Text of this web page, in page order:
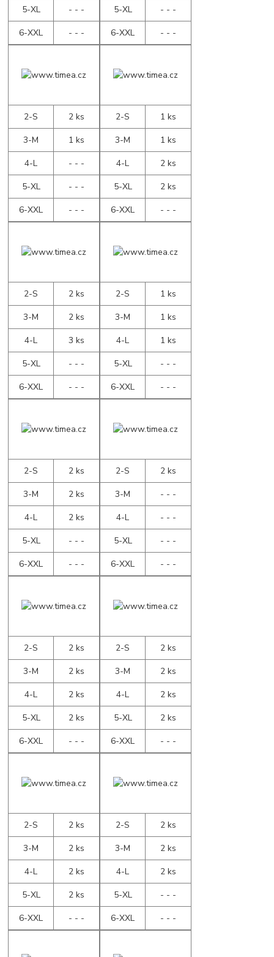
5-XL
- - -
6-XXL
- - -
5-XL
- - -
6-XXL
- - -
2-S
2 ks
3-M
1 ks
4-L
- - -
5-XL
- - -
6-XXL
- - -
2-S
1 ks
3-M
1 ks
4-L
2 ks
5-XL
2 ks
6-XXL
- - -
2-S
2 ks
3-M
2 ks
4-L
3 ks
5-XL
- - -
6-XXL
- - -
2-S
1 ks
3-M
1 ks
4-L
1 ks
5-XL
- - -
6-XXL
- - -
2-S
2 ks
3-M
2 ks
4-L
2 ks
5-XL
- - -
6-XXL
- - -
2-S
2 ks
3-M
- - -
4-L
- - -
5-XL
- - -
6-XXL
- - -
2-S
2 ks
3-M
2 ks
4-L
2 ks
5-XL
2 ks
6-XXL
- - -
2-S
2 ks
3-M
2 ks
4-L
2 ks
5-XL
2 ks
6-XXL
- - -
2-S
2 ks
3-M
2 ks
4-L
2 ks
5-XL
2 ks
6-XXL
- - -
2-S
2 ks
3-M
2 ks
4-L
2 ks
5-XL
- - -
6-XXL
- - -